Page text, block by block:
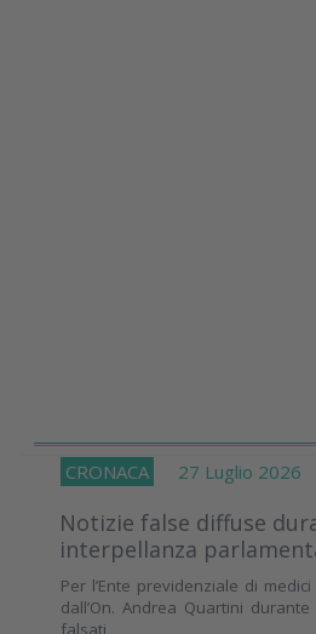
CRONACA 27 Luglio 2026
Notizie false diffuse
interpellanza
Per l’Ente previdenziale di
dall’On. Andrea Quartini